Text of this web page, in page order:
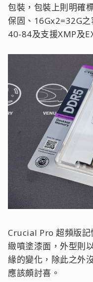
包裝，包裝上則明確
保固、16Gx2=32G
40-84及支援XMP及
Crucial Pro 超頻版記
緻噴塗漆面，外型則
緣的變化，除此之外
應該頗討喜。